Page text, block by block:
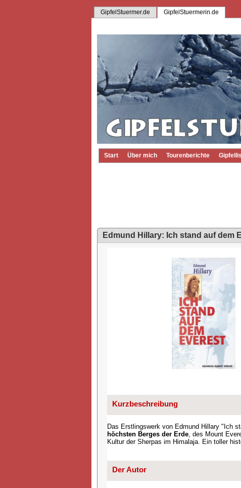
GipfelStuermer.de GipfelStuermerin.de
Start Über mich Tourenberichte
Edmund Hillary: Ich stand auf dem
Kurzbeschreibung
Das Erstlingswerk von Edmund Hillary "Ich
höchsten Berges der Erde, des Mount
Kultur der Sherpas im Himalaja. Ein toller
Der Autor